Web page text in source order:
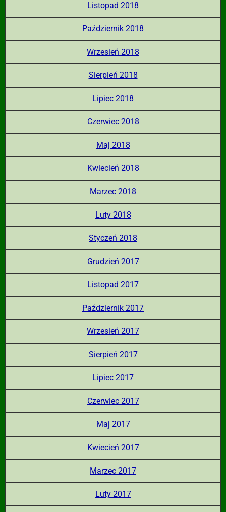
Listopad 2018
Październik 2018
Wrzesień 2018
Sierpień 2018
Lipiec 2018
Czerwiec 2018
Maj 2018
Kwiecień 2018
Marzec 2018
Luty 2018
Styczeń 2018
Grudzień 2017
Listopad 2017
Październik 2017
Wrzesień 2017
Sierpień 2017
Lipiec 2017
Czerwiec 2017
Maj 2017
Kwiecień 2017
Marzec 2017
Luty 2017